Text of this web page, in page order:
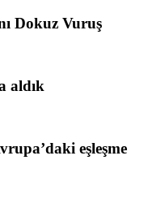
Dokuz Vuruş
aldık
eşleşme